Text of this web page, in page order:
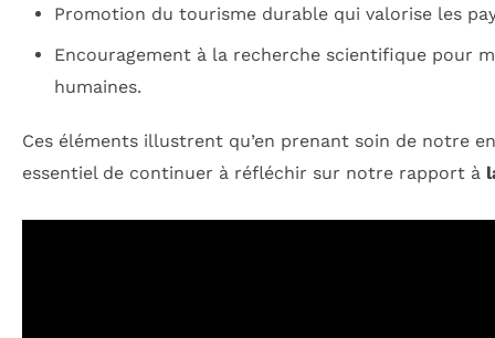
Promotion du tourisme durable qui valorise les
Encouragement à la recherche scientifique pour
humaines.
Ces éléments illustrent qu’en prenant soin de notre
essentiel de continuer à réfléchir sur notre rapport à